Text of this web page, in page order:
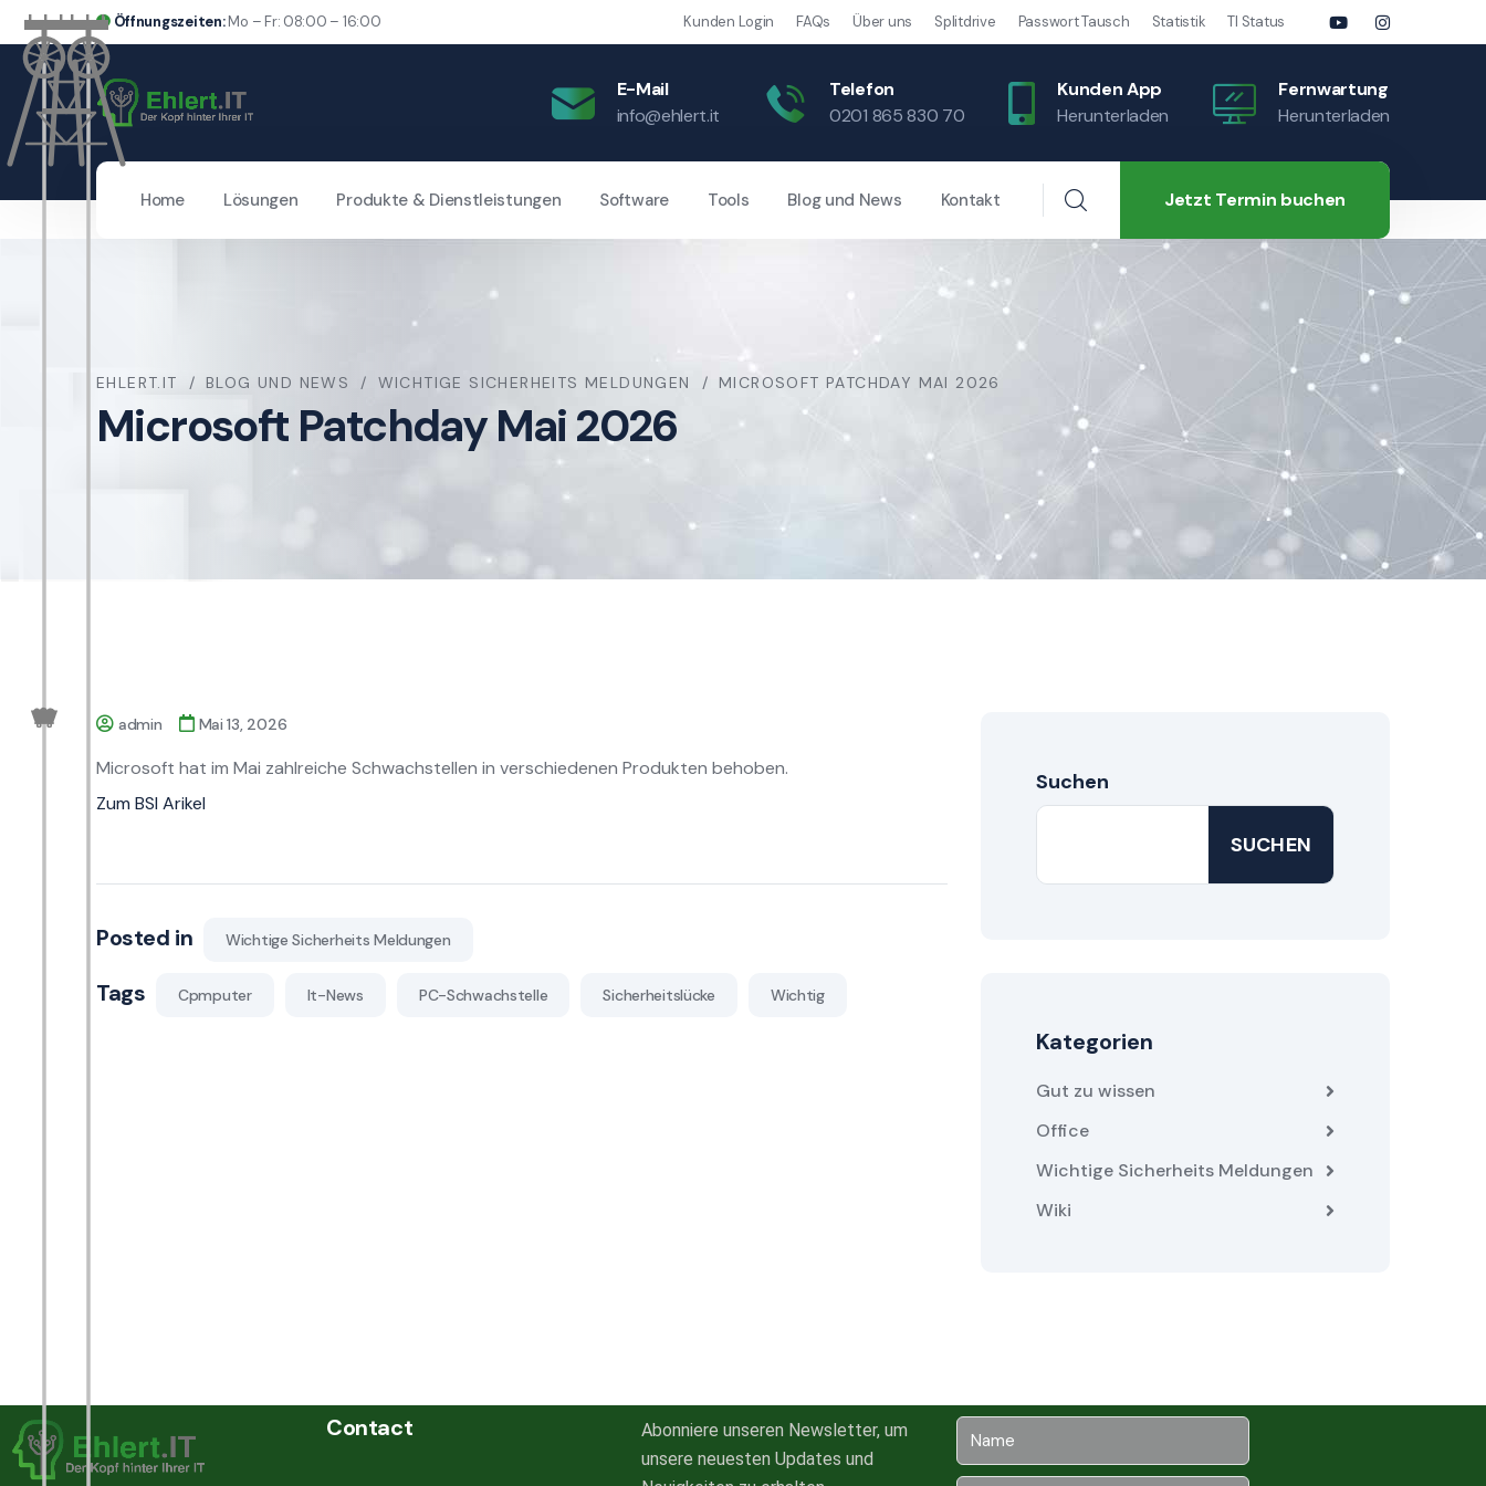
Öffnungszeiten:Mo – Fr: 08:00 – 16:00 Kunden Login FAQs Über uns Splitdrive Passwort Tausch Statistik TI Status
E-Mail
info@ehlert.it
Telefon
0201 865 830 70
Kunden App
Herunterladen
Fernwartung
Herunterladen
Home Lösungen Produkte & Dienstleistungen Software Tools Blog und News Kontakt Jetzt Termin buchen
EHLERT.IT BLOG UND NEWS WICHTIGE SICHERHEITS MELDUNGEN MICROSOFT PATCHDAY MAI 2026
Microsoft Patchday Mai 2026
admin Mai 13, 2026
Microsoft hat im Mai zahlreiche Schwachstellen in verschiedenen Produkten behoben.
Zum BSI Arikel
Posted in Wichtige Sicherheits Meldungen
Tags Cpmputer It-News PC-Schwachstelle Sicherheitslücke Wichtig
Suchen
SUCHEN
Kategorien
Gut zu wissen
Office
Wichtige Sicherheits Meldungen
Wiki
Contact
Abonniere unseren Newsletter, um
unsere neuesten Updates und